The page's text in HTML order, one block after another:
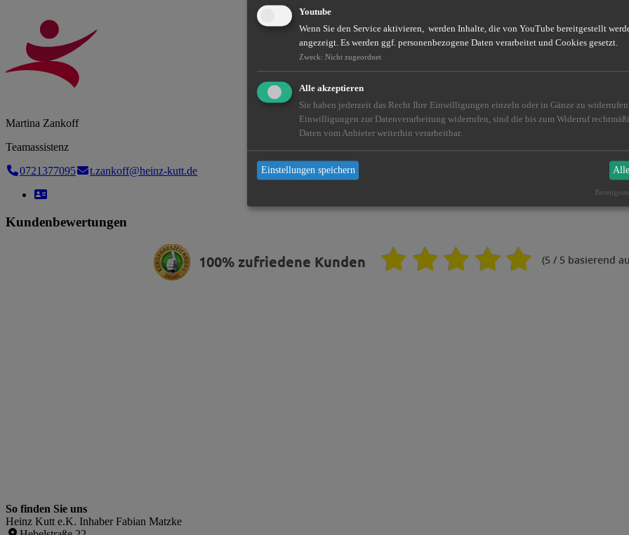
Martina Zankoff
Teamassistenz
0721377095
t.zankoff@heinz-kutt.de
Kundenbewertungen
100% zufriedene Kunden (5 / 5 basierend
So finden Sie uns
Heinz Kutt e.K. Inhaber Fabian Matzke
Youtube
Wenn Sie den Service aktivieren, werden Inhalte, die von YouTube bereitgestellt
angezeigt. Es werden ggf. personenbezogene Daten verarbeitet und Cookies gesetzt.
Zweck: Nicht zugeordnet
Alle akzeptieren
Sie haben jederzeit das Recht Ihre Einwilligungen einzeln oder in Gänze zu
Einwilligungen zur Datenverarbeitung widerrufen, sind die bis zum Widerruf
Daten vom Anbieter weiterhin verarbeitbar.
Einstellungen speichern